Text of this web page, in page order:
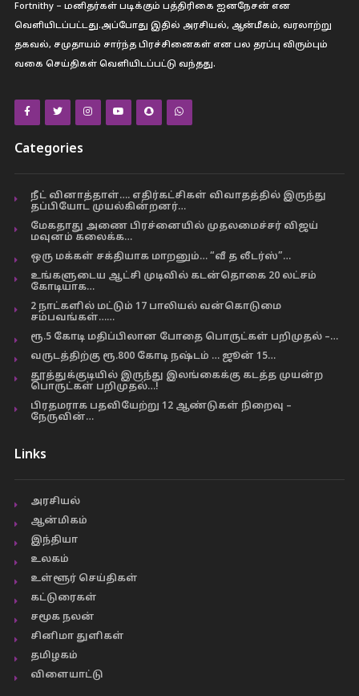
Fortnithy – மனிதர்கள் படிக்கும் பத்திரிகை ஐனநேசன் என
வெளியிடப்பட்டது.அப்போது இதில் அரசியல், ஆன்மீகம், வரலாற்று
தகவல், சமுதாயம் சார்ந்த பிரச்சினைகள் என பல தரப்பு விரும்பும்
வகை செய்திகள் வெளியிடப்பட்டு வந்தது.
Categories
நீட் வினாத்தாள்…. எதிர்கட்சிகள் விவாதத்தில் இருந்து
தப்பியோட முயல்கின்றனர்…
மேகதாது அணை பிரச்னையில் முதலமைச்சர் விஜய்
மவுனம் கலைக்க…
ஒரு மக்கள் சக்தியாக மாறனும்… “வீ த லீடர்ஸ்”…
உங்களுடைய ஆட்சி முடிவில் கடன்தொகை 20 லட்சம்
கோடியாக…
2 நாட்களில் மட்டும் 17 பாலியல் வன்கொடுமை
சம்பவங்கள்……
ரூ.5 கோடி மதிப்பிலான போதை பொருட்கள் பறிமுதல் –…
வருடத்திற்கு ரூ.800 கோடி நஷ்டம் … ஜூன் 15…
தூத்துக்குடியில் இருந்து இலங்கைக்கு கடத்த முயன்ற
பொருட்கள் பறிமுதல்…!
பிரதமராக பதவியேற்று 12 ஆண்டுகள் நிறைவு –
நேருவின்…
Links
அரசியல்
ஆன்மிகம்
இந்தியா
உலகம்
உள்ளூர் செய்திகள்
கட்டுரைகள்
சமூக நலன்
சினிமா துளிகள்
தமிழகம்
விளையாட்டு